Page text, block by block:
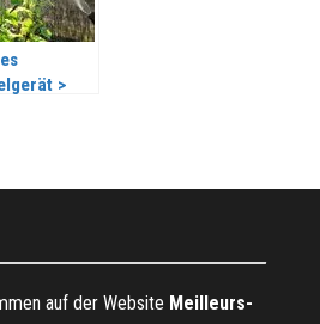
>
auf der Website Meilleurs-